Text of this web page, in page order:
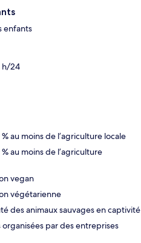
enfants
h/24
au moins de l’agriculture locale
au moins de l’agriculture
vegan
végétarienne
des animaux sauvages en captivité
organisées par des entreprises